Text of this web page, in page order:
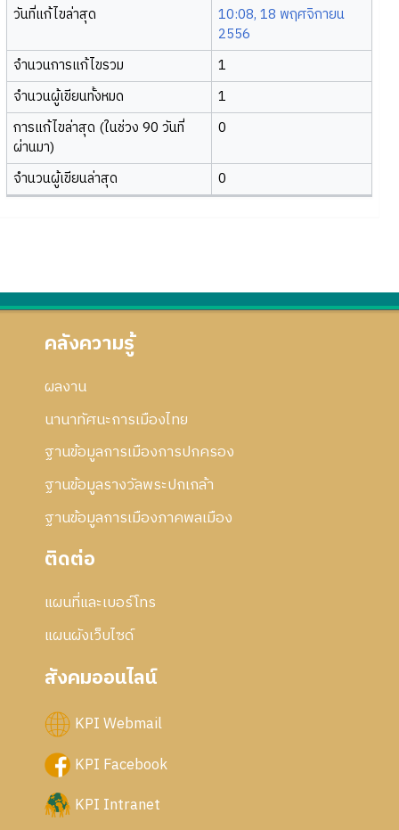
วันที่แก้ไขล่าสุด
10:08, 18 พฤศจิกายน
2556
จำนวนการแก้ไขรวม
1
จำนวนผู้เขียนทั้งหมด
1
การแก้ไขล่าสุด (ในช่วง 90 วันที่
ผ่านมา)
0
จำนวนผู้เขียนล่าสุด 0
คลังความรู้
ผลงาน
นานาทัศนะการเมืองไทย
ฐานข้อมูลการเมืองการปกครอง
ฐานข้อมูลรางวัลพระปกเกล้า
ฐานข้อมูลการเมืองภาคพลเมือง
ติดต่อ
แผนที่และเบอร์โทร
แผนผังเว็บไซด์
สังคมออนไลน์
KPI Webmail
KPI Facebook
KPI Intranet